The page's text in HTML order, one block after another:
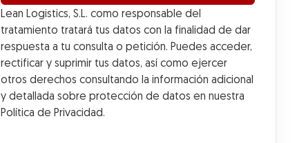
Lean Logistics, S.L. como responsable del
tratamiento tratará tus datos con la finalidad de dar
respuesta a tu consulta o petición. Puedes acceder,
rectificar y suprimir tus datos, así como ejercer
otros derechos consultando la información adicional
y detallada sobre protección de datos en nuestra
Política de Privacidad.